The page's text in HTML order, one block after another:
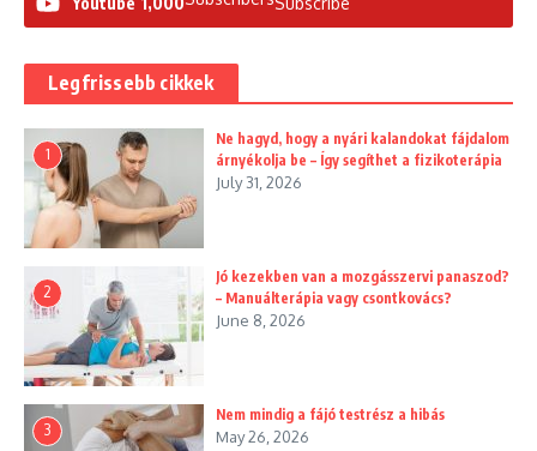
Legfrissebb cikkek
1
Ne hagyd, hogy a nyári kalandokat fájdalom
árnyékolja be – Így segíthet a fizikoterápia
July 31, 2026
2
Jó kezekben van a mozgásszervi panaszod?
– Manuálterápia vagy csontkovács?
June 8, 2026
3
Nem mindig a fájó testrész a hibás
May 26, 2026